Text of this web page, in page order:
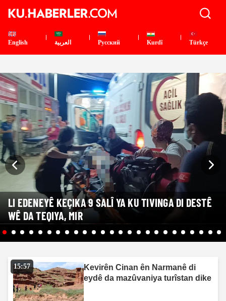
English العربية Pусский Kurdî Türkçe
LI EDENEYÊ KEÇIKA 9 SALÎ YA KU TIVINGA DI DESTÊ
WÊ DA TEQIYA, MIR
15:57
Kevirên Cinan ên Narmanê di
eydê da mazûvaniya turîstan dike